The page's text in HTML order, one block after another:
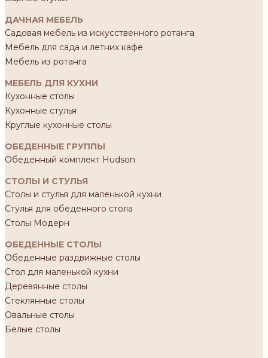
ДАЧНАЯ МЕБЕЛЬ
Садовая мебель из искусственного ротанга
Мебель для сада и летних кафе
Мебель из ротанга
МЕБЕЛЬ ДЛЯ КУХНИ
Кухонные столы
Кухонные стулья
Круглые кухонные столы
ОБЕДЕННЫЕ ГРУППЫ
Обеденный комплект Hudson
СТОЛЫ И СТУЛЬЯ
Столы и стулья для маленькой кухни
Стулья для обеденного стола
Столы Модерн
ОБЕДЕННЫЕ СТОЛЫ
Обеденные раздвижные столы
Стол для маленькой кухни
Деревянные столы
Стеклянные столы
Овальные столы
Белые столы